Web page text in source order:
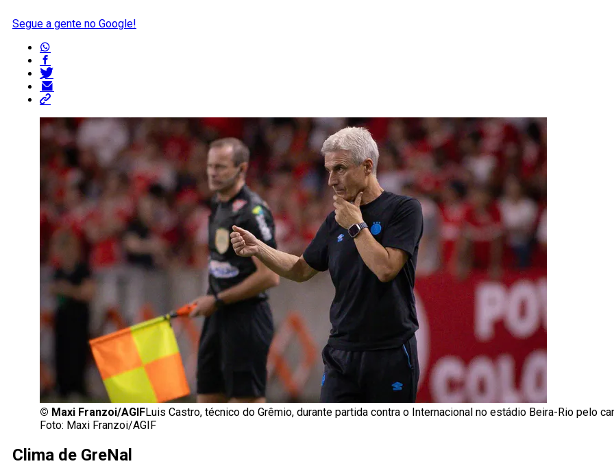
Segue a gente no Google!
© Maxi Franzoi/AGIFLuis Castro, técnico do Grêmio, durante partida contra o Internacional no estádio Beira-Rio pelo
Foto: Maxi Franzoi/AGIF
Clima de GreNal